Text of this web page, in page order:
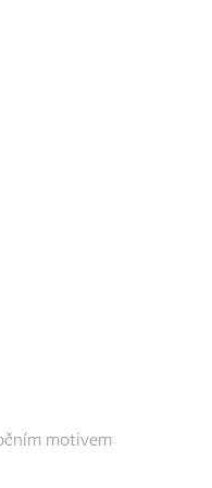
motivem